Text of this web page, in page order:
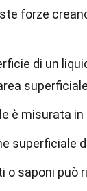
forze
di un
è misurata
superficiale
o saponi può